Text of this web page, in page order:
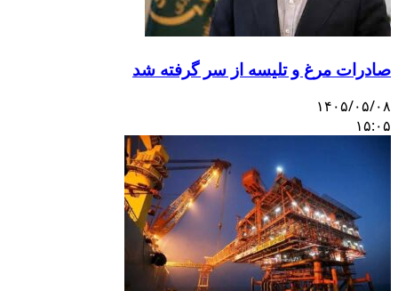
صادرات مرغ و تلیسه از سر گرفته شد
۱۴۰۵/۰۵/۰۸
۱۵:۰۵